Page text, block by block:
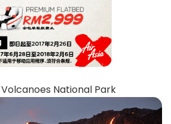
Volcanoes National Park